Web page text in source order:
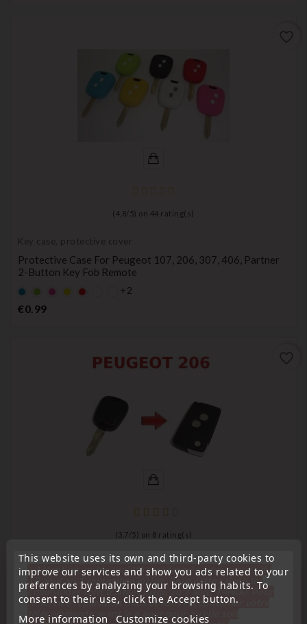
( 4,8/ 5) on 44 rating(s)
Key case, protective cover
Protective Case For Peugeot 107, 206, 307, 406, Partner
2-Button Key Fob Remote
Default
empty
name
Default
empty
name
Default
YELLOW
Default
+2
€0.99Price
( 3,7 / 5) on 8 rating(s)
Compatible with Peugeot
Peugeot 206 HDI PETROL Folding Key Conversion Kit
Remote Control Key Flip
€10.99 Price
This website uses its own and third-party cookies to
improve our services and show you ads related to your
preferences by analyzing your browsing habits. To
consent to their use, click the Accept button.
More information Customize cookies
« Attention, notre société sera fermée pour congés du
10 aout au 1 septembre inclus. Pour cette raison les
commandes sont traitées jusqu'au 7 aout 14H00. Pour
le service réparation nous devons réceptionner votre
télécommande avant le 6 aout pour qu'elle soit